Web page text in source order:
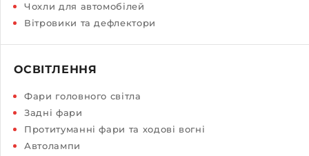
Чохли для автомобілей
Вітровики та дефлектори
ОСВІТЛЕННЯ
Фари головного світла
Задні фари
Протитуманні фари та ходові вогні
Автолампи